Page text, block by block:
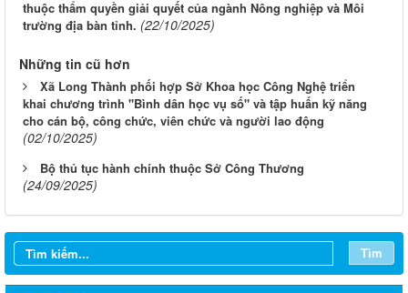
thuộc thẩm quyền giải quyết của ngành Nông nghiệp và Môi
trường địa bàn tỉnh. (22/10/2025)
Những tin cũ hơn
Xã Long Thành phối hợp Sở Khoa học Công Nghệ triển
khai chương trình "Bình dân học vụ số" và tập huấn kỹ năng
cho cán bộ, công chức, viên chức và người lao động
(02/10/2025)
Bộ thủ tục hành chính thuộc Sở Công Thương
(24/09/2025)
Tìm